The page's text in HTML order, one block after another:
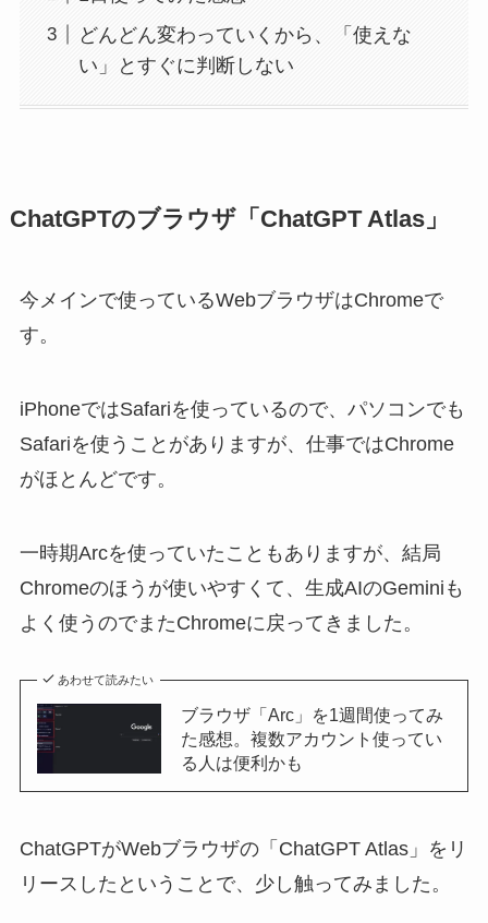
どんどん変わっていくから、「使えな
い」とすぐに判断しない
ChatGPTのブラウザ「ChatGPT Atlas」
今メインで使っているWebブラウザはChromeで
す。
iPhoneではSafariを使っているので、パソコンでも
Safariを使うことがありますが、仕事ではChrome
がほとんどです。
一時期Arcを使っていたこともありますが、結局
Chromeのほうが使いやすくて、生成AIのGeminiも
よく使うのでまたChromeに戻ってきました。
あわせて読みたい
ブラウザ「Arc」を1週間使ってみ
た感想。複数アカウント使ってい
る人は便利かも
ChatGPTがWebブラウザの「ChatGPT Atlas」をリ
リースしたということで、少し触ってみました。